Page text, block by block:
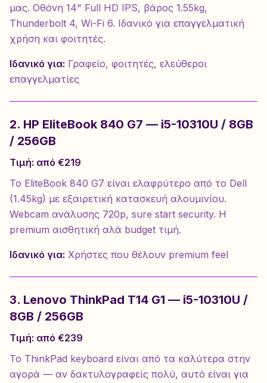
μας. Οθόνη 14" Full HD IPS, βάρος 1.55kg,
Thunderbolt 4, Wi-Fi 6. Ιδανικό για επαγγελματική
χρήση και φοιτητές.
Ιδανικό για: Γραφείο, φοιτητές, ελεύθεροι
επαγγελματίες
2. HP EliteBook 840 G7 — i5-10310U / 8GB
/ 256GB
Τιμή: από €219
Το EliteBook 840 G7 είναι ελαφρύτερο από το Dell
(1.45kg) με εξαιρετική κατασκευή αλουμινίου.
Webcam ανάλυσης 720p, sure start security. Η
premium αισθητική αλά budget τιμή.
Ιδανικό για: Χρήστες που θέλουν premium feel
3. Lenovo ThinkPad T14 G1 — i5-10310U /
8GB / 256GB
Τιμή: από €239
Το ThinkPad keyboard είναι από τα καλύτερα στην
αγορά — αν δακτυλογραφείς πολύ, αυτό είναι για